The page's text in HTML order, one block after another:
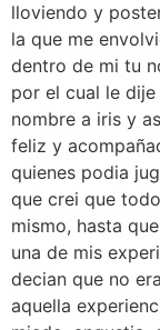
lloviendo y
la que me
dentro de mi tu
por el cual le
nombre a iris y
feliz y
quienes podia
que crei que
mismo, hasta
una de mis
decian que no
aquella